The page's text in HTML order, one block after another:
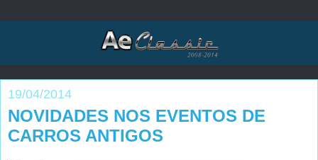
19/04/2014
NOVIDADES NOS EVENTOS DE
CARROS ANTIGOS